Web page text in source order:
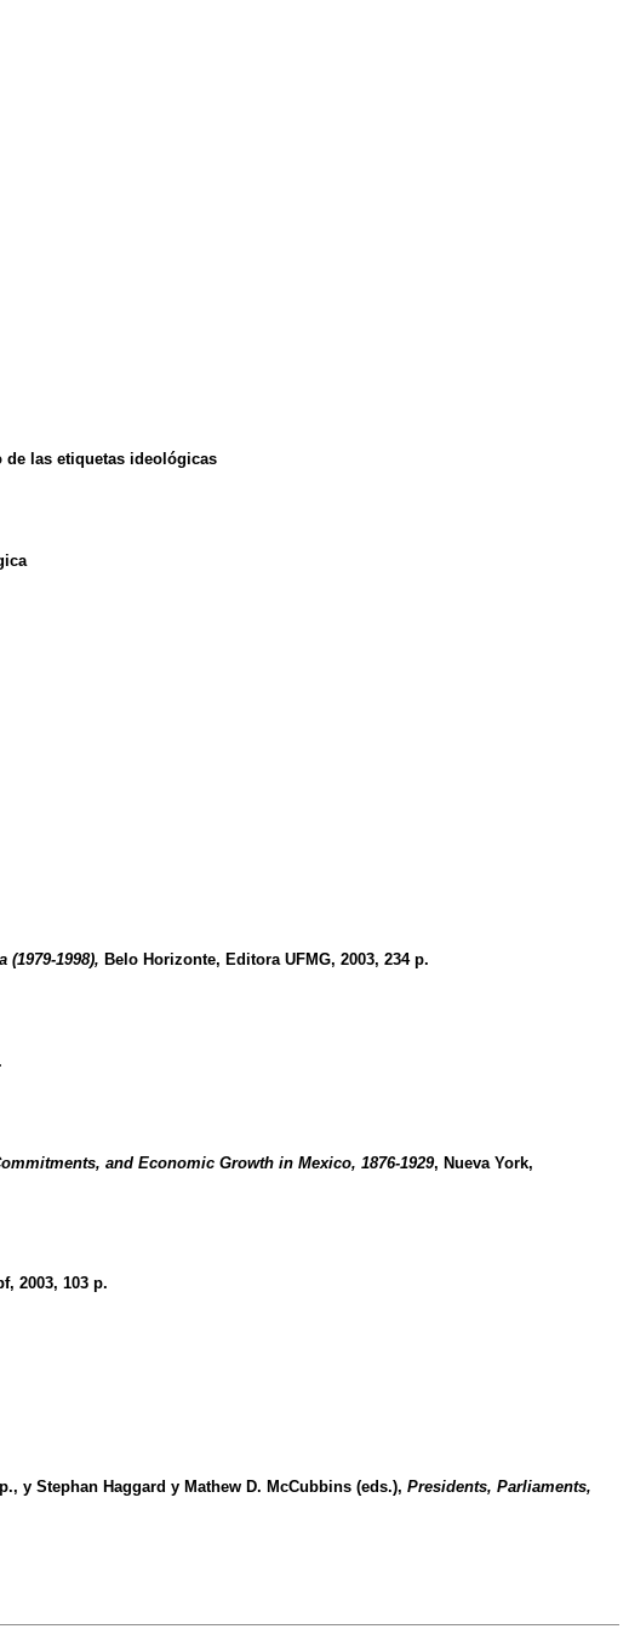
de las etiquetas ideológicas
1998), Belo Horizonte, Editora UFMG, 2003, 234 p.
and Economic Growth in Mexico, 1876-1929, Nueva York,
2003, 103 p.
y Stephan Haggard y Mathew D. McCubbins (eds.), Presidents, Parliaments,